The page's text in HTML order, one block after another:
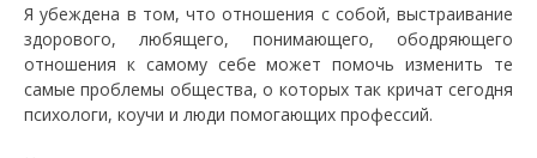
Я убеждена в том, что отношения с собой, выстраивание
здорового, любящего, понимающего, ободряющего
отношения к самому себе может помочь изменить те
самые проблемы общества, о которых так кричат сегодня
психологи, коучи и люди помогающих профессий.